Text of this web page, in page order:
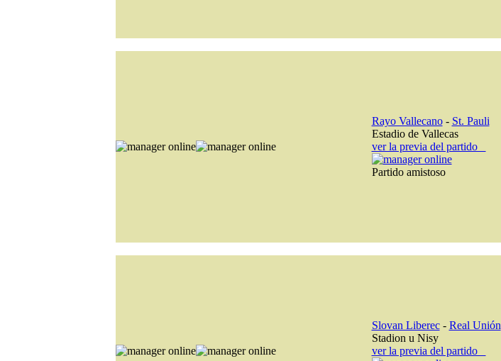
Rayo Vallecano- St. Pauli
Estadio de Vallecas
ver la previa del partido
Partido amistoso
Slovan Liberec- Real Unión
Stadion u Nisy
ver la previa del partido